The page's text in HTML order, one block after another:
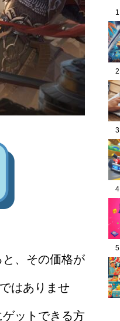
、その価格が
はありませ
ットできる方
1
2
3
4
5